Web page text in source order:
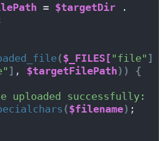
= $targetDir
($_FILES[ "file" ]
] , $targetFilePath )) {
uploaded successfully:
($filename) ;